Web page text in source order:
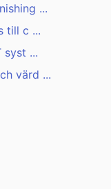
...
till c ...
syst ...
värd ...